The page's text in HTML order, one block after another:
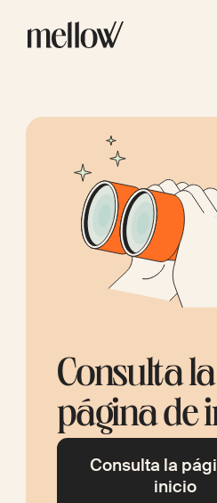
Consulta la
página de
Consulta la
inicio